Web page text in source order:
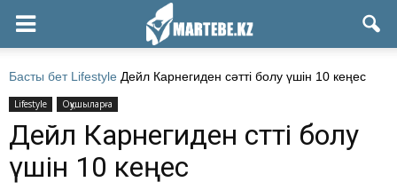
Басты бет Lifestyle Дейл Карнегиден сәтті болу үшін 10 кеңес
Lifestyle Оқушыларға
Дейл Карнегиден сәтті болу
үшін 10 кеңес